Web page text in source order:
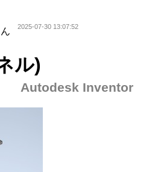
2025-07-30 13:07:52
ル)
Autodesk Inventor